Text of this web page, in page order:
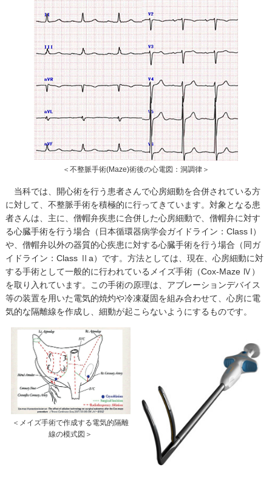
＜不整脈手術(Maze)術後の心電図：洞調律＞
当科では、開心術を行う患者さんで心房細動を合併されている方
に対して、不整脈手術を積極的に行ってきています。対象となる患
者さんは、主に、僧帽弁疾患に合併した心房細動で、僧帽弁に対す
る心臓手術を行う場合（日本循環器病学会ガイドライン：Class I）
や、僧帽弁以外の器質的心疾患に対する心臓手術を行う場合（同ガ
イドライン：Class Ⅱa）です。方法としては、現在、心房細動に対
する手術として一般的に行われているメイズ手術（Cox-Maze Ⅳ）
を取り入れています。この手術の原理は、アブレーションデバイス
等の装置を用いた電気的焼灼や冷凍凝固を組み合わせて、心房に電
気的な隔離線を作成し、細動が起こらないようにするものです。
＜メイズ手術で作成する電気的隔離
線の模式図＞